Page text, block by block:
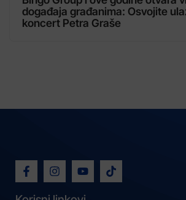
događaja građanima: Osvojite
koncert Petra Graše